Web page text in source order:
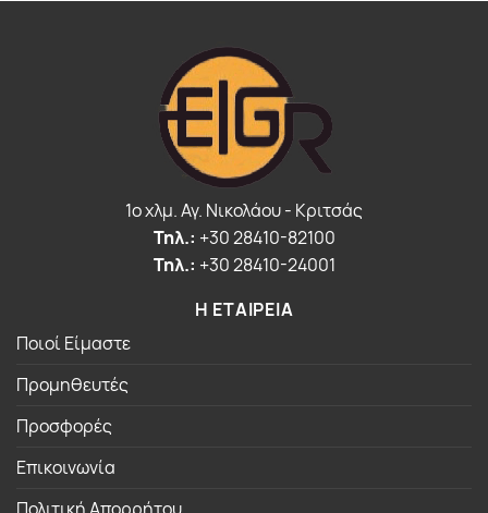
1o χλμ. Αγ. Νικολάου - Κριτσάς
Τηλ.: +30 28410-82100
Τηλ.: +30 28410-24001
Η ΕΤΑΙΡΕΙΑ
Ποιοί Είμαστε
Προμηθευτές
Προσφορές
Επικοινωνία